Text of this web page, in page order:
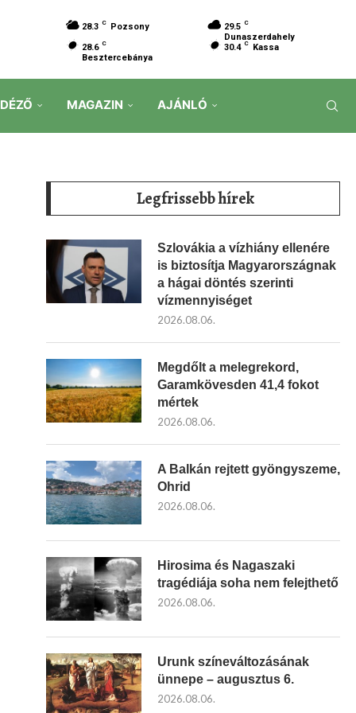
28.3 C Pozsony 29.5 C
Dunaszerdahely
28.6 C
Besztercebánya
30.4 C Kassa
MAGAZIN AJÁNLÓ
Legfrissebb hírek
Szlovákia a vízhiány ellenére
is biztosítja Magyarországnak
a hágai döntés szerinti
vízmennyiséget
2026.08.06.
Megdőlt a melegrekord,
Garamkövesden 41,4 fokot
mértek
2026.08.06.
A Balkán rejtett gyöngyszeme,
Ohrid
2026.08.06.
Hirosima és Nagaszaki
tragédiája soha nem felejthető
2026.08.06.
Urunk színeváltozásának
ünnepe – augusztus 6.
2026.08.06.